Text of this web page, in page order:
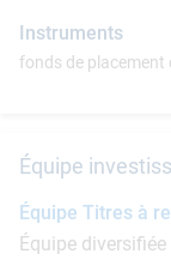
Instruments
fonds de placement
Équipe
Équipe Titres à
Équipe